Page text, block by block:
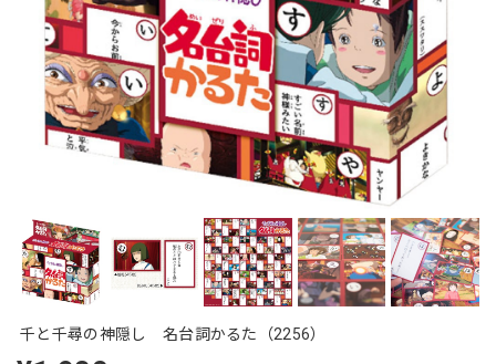
千と千尋の神隠し 名台詞かるた（2256）